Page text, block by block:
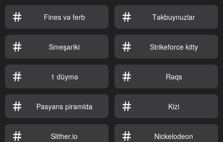
Fines və ferb Təkbuynuzlar
Smeşariki Strikeforce kitty
1 düymə Rəqs
Pasyans piramida Kizi
Slither.io Nickelodeon